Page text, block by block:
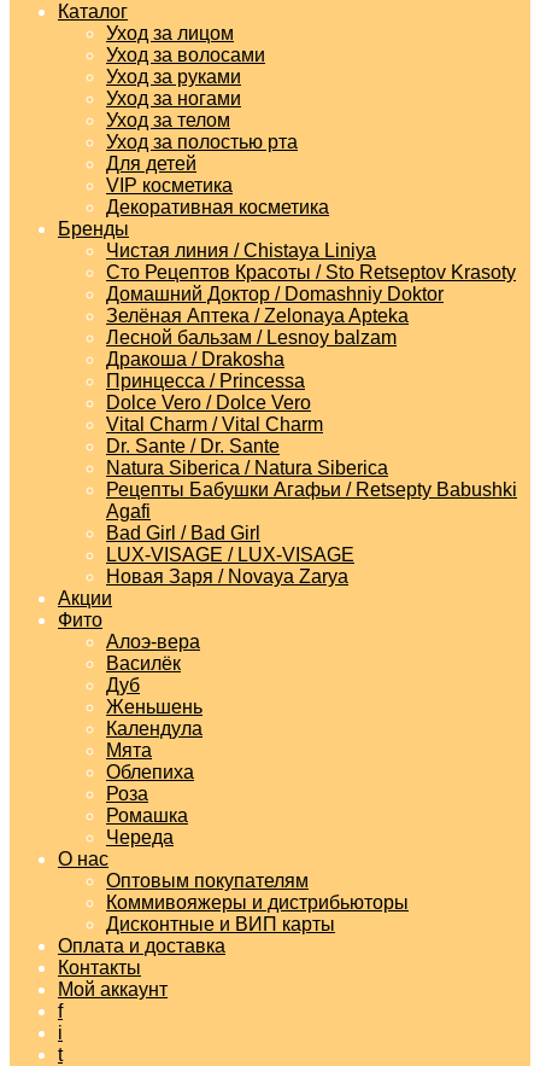
Каталог
Уход за лицом
Уход за волосами
Уход за руками
Уход за ногами
Уход за телом
Уход за полостью рта
Для детей
VIP косметика
Декоративная косметика
Бренды
Чистая линия / Chistaya Liniya
Сто Рецептов Красоты / Sto Retseptov Krasoty
Домашний Доктор / Domashniy Doktor
Зелёная Аптека / Zelonaya Apteka
Лесной бальзам / Lesnoy balzam
Дракоша / Drakosha
Принцесса / Princessa
Dolce Vero / Dolce Vero
Vital Charm / Vital Charm
Dr. Sante / Dr. Sante
Natura Siberica / Natura Siberica
Рецепты Бабушки Агафьи / Retsepty Babushki
Agafi
Bad Girl / Bad Girl
LUX-VISAGE / LUX-VISAGE
Новая Заря / Novaya Zarya
Акции
Фито
Алоэ-вера
Василёк
Дуб
Женьшень
Календула
Мята
Облепиха
Роза
Ромашка
Череда
О нас
Оптовым покупателям
Коммивояжеры и дистрибьюторы
Дисконтные и ВИП карты
Оплата и доставка
Контакты
Мой аккаунт
f
i
t